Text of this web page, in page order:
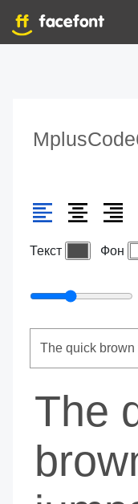
Текст Фон
The